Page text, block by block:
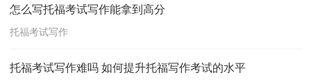
怎么写托福考试写作能拿到高分
托福考试写作
托福考试写作难吗 如何提升托福写作考试的水平